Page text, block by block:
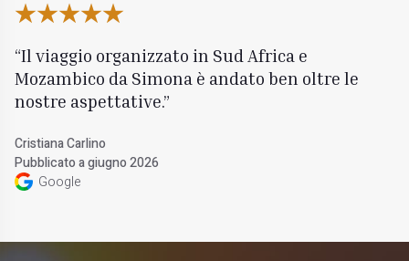
Il viaggio organizzato in Sud Africa e
Mozambico da Simona è andato ben oltre le
nostre aspettative.
Cristiana Carlino
Pubblicato a giugno 2026
Google